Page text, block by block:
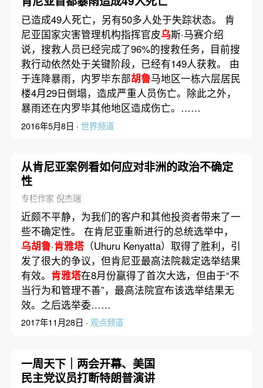
已造成49人死亡，另有50多人处于失踪状态。 肯
尼亚国家灾害管理机构指挥官皮乌斯·马赛介绍
说，搜救人员已经完成了96%的搜救任务，目前搜
救行动依然处于关键阶段，已经有149人获救。 由
于连降暴雨，内罗毕东部胡鲁马地区一栋六层居民
楼4月29日倒塌，造成严重人员伤亡。除此之外，
暴雨还在内罗毕其他地区造成伤亡。……
2016年5月8日 · 世界频道
从肯尼亚案例看如何应对非洲的政治不确定
性
专栏作家 倪杰瑞
近颇不平静，为我们的客户和其他投资者带来了一
些不确定性。 在肯尼亚重新进行的总统选举中，
乌胡鲁·肯雅塔（Uhuru Kenyatta）取得了胜利，引
发了很大的争议，但肯尼亚最高法院裁定选举结果
有效。 肯雅塔在8月份赢得了首次大选，但由于“不
当行为和管理不善”，最高法院宣布该选举结果无
效。之后选举委……
2017年11月28日 · 观点频道
一周天下｜两会开幕、美国
民主党议员打断特朗普演讲